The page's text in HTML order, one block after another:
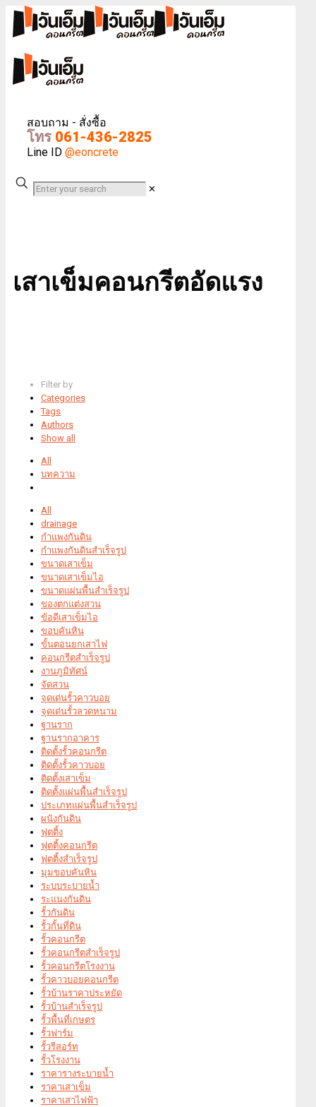
สอบถาม - สั่งซื้อ
โทร 061-436-2825
Line ID @eoncrete
✕
เสาเข็มคอนกรีตอัดแรง
Filter by
Categories
Tags
Authors
Show all
All
บทความ
All
drainage
กำแพงกันดิน
กำแพงกันดินสำเร็จรูป
ขนาดเสาเข็ม
ขนาดเสาเข็มไอ
ขนาดแผ่นพื้นสำเร็จรูป
ของตกแต่งสวน
ข้อดีเสาเข็มไอ
ขอบคันหิน
ขั้นตอนยกเสาไฟ
คอนกรีตสำเร็จรูป
งานภูมิทัศน์
จัดสวน
จุดเด่นรั้วคาวบอย
จุดเด่นรั้วลวดหนาม
ฐานราก
ฐานรากอาคาร
ติดตั้งรั้วคอนกรีต
ติดตั้งรั้วคาวบอย
ติดตั้งเสาเข็ม
ติดตั้งแผ่นพื้นสำเร็จรูป
ประเภทแผ่นพื้นสำเร็จรูป
ผนังกันดิน
ฟุตติ้ง
ฟุตติ้งคอนกรีต
ฟุตติ้งสำเร็จรูป
มุมขอบคันหิน
ระบบระบายน้ำ
ระแนงกันดิน
รั้วกันดิน
รั้วกั้นที่ดิน
รั้วคอนกรีต
รั้วคอนกรีตสำเร็จรูป
รั้วคอนกรีตโรงงาน
รั้วคาวบอยคอนกรีต
รั้วบ้านราคาประหยัด
รั้วบ้านสำเร็จรูป
รั้วพื้นที่เกษตร
รั้วฟาร์ม
รั้วรีสอร์ท
รั้วโรงงาน
ราคารางระบายน้ำ
ราคาเสาเข็ม
ราคาเสาไฟฟ้า